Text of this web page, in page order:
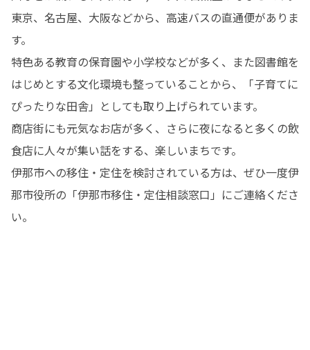
東京、名古屋、大阪などから、高速バスの直通便がありま
す。
特色ある教育の保育園や小学校などが多く、また図書館を
はじめとする文化環境も整っていることから、「子育てに
ぴったりな田舎」としても取り上げられています。
商店街にも元気なお店が多く、さらに夜になると多くの飲
食店に人々が集い話をする、楽しいまちです。
伊那市への移住・定住を検討されている方は、ぜひ一度伊
那市役所の「伊那市移住・定住相談窓口」にご連絡くださ
い。